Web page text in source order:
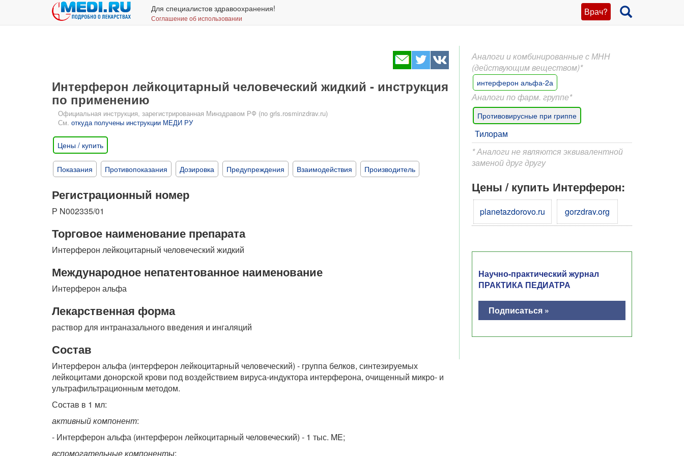
Врач?
Для специалистов здравоохранения!
Соглашение об использовании
Интерферон лейкоцитарный человеческий жидкий - инструкция
по применению
Официальная инструкция, зарегистрированная Минздравом РФ (по grls.rosminzdrav.ru)
См. откуда получены инструкции МЕДИ РУ
Цены / купить
Показания Противопоказания Дозировка Предупреждения Взаимодействия Производитель
Регистрационный номер
Р N002335/01
Торговое наименование препарата
Интерферон лейкоцитарный человеческий жидкий
Международное непатентованное наименование
Интерферон альфа
Лекарственная форма
раствор для интраназального введения и ингаляций
Состав
Интерферон альфа (интерферон лейкоцитарный человеческий) - группа белков, синтезируемых
лейкоцитами донорской крови под воздействием вируса-индуктора интерферона, очищенный микро- и
ультрафильтрационным методом.
Состав в 1 мл:
активный компонент:
- Интерферон альфа (интерферон лейкоцитарный человеческий) - 1 тыс. ME;
вспомогательные компоненты:
Аналоги и комбинированные с МНН
(действующим веществом)*
интерферон альфа-2а
Аналоги по фарм. группе*
Противовирусные при гриппе
Тилорам
* Аналоги не являются эквивалентной
заменой друг другу
Цены / купить Интерферон:
planetazdorovo.ru gorzdrav.org
Научно-практический журнал
ПРАКТИКА ПЕДИАТРА
Подписаться »